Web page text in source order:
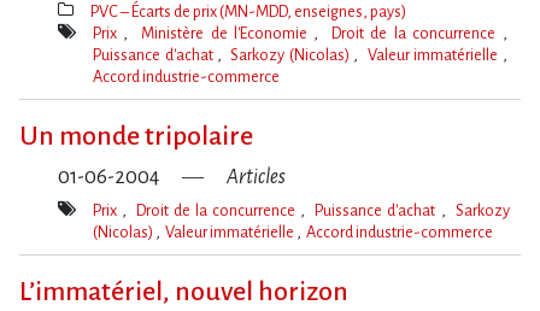
Thèmes(s)
PVC – Écarts de prix (MN-MDD, enseignes, pays)
Mot(s)-
Prix Ministère de l'Economie
Droit de la concurrence
Puissance d'achat
Sarkozy (Nicolas)
Valeur immatérielle
Accord industrie-commerce
Un monde tripolaire
01-06-2004 Articles
Mot(s)-
Prix Droit de la concurrence Puissance d'achat
Sarkozy
(Nicolas)
Valeur immatérielle Accord industrie-commerce
L’immatériel, nouvel horizon